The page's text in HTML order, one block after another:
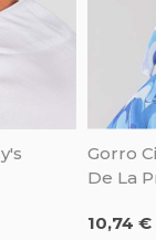
Gorro
De La
Precio
10,74 €